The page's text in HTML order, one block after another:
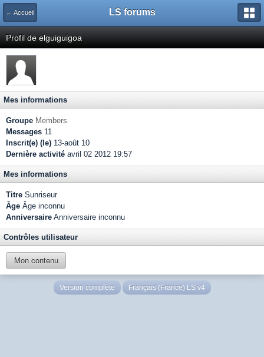
← Accueil LS forums
Profil de elguiguigoa
Mes informations
Groupe Members
Messages 11
Inscrit(e) (le) 13-août 10
Dernière activité avril 02 2012 19:57
Mes informations
Titre Sunriseur
Âge Âge inconnu
Anniversaire Anniversaire inconnu
Contrôles utilisateur
Mon contenu
Version complète Français (France) LS v4